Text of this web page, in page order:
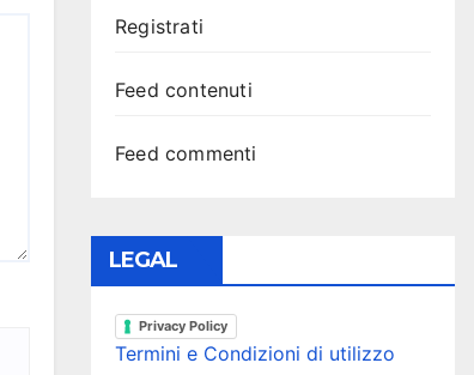
Registrati
Feed contenuti
Feed commenti
LEGAL
Privacy Policy
Termini e Condizioni di utilizzo